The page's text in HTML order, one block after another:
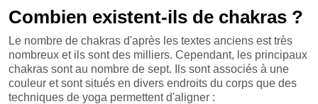
Combien existent-ils de chakras ?
Le nombre de chakras d'après les textes anciens est très
nombreux et ils sont des milliers. Cependant, les principaux
chakras sont au nombre de sept. Ils sont associés à une
couleur et sont situés en divers endroits du corps que des
techniques de yoga permettent d'aligner :